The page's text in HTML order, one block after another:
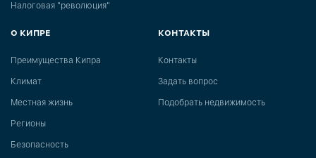
Налоговая "революция"
О КИПРЕ
Преимущества Кипра
Климат
Местная жизнь
Регионы
Безопасность
КОНТАКТЫ
Контакты
Задать вопрос
Подобрать недвижимость